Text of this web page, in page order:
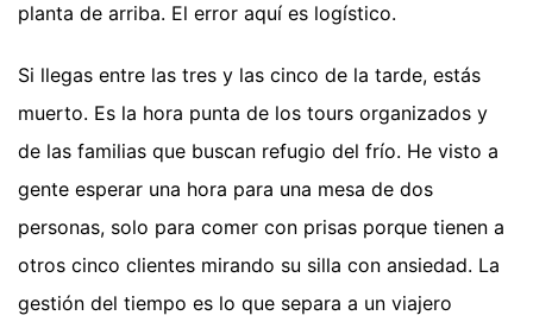
planta de arriba. El error aquí es logístico.
Si llegas entre las tres y las cinco de la tarde, estás
muerto. Es la hora punta de los tours organizados y
de las familias que buscan refugio del frío. He visto a
gente esperar una hora para una mesa de dos
personas, solo para comer con prisas porque tienen a
otros cinco clientes mirando su silla con ansiedad. La
gestión del tiempo es lo que separa a un viajero